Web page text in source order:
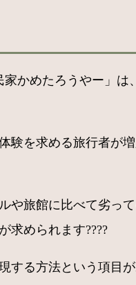
かめたろうやー」
を求める旅行者が
旅館に比べて劣っ
が求められます????
る方法という項目